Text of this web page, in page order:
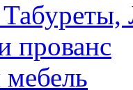
прованс
мебель